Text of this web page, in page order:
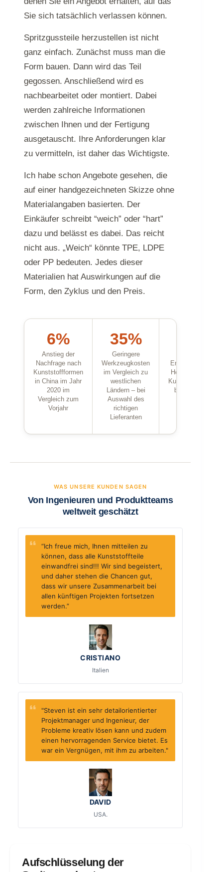
Sie sich tatsächlich verlassen können.
Spritzgussteile herzustellen ist nicht
ganz einfach. Zunächst muss man die
Form bauen. Dann wird das Teil
gegossen. Anschließend wird es
nachbearbeitet oder montiert. Dabei
werden zahlreiche Informationen
zwischen Ihnen und der Fertigung
ausgetauscht. Ihre Anforderungen klar
zu vermitteln, ist daher das Wichtigste.
Ich habe schon Angebote gesehen, die
auf einer handgezeichneten Skizze ohne
Materialangaben basierten. Der
Einkäufer schreibt “weich” oder “hart”
dazu und belässt es dabei. Das reicht
nicht aus. „Weich“ könnte TPE, LDPE
oder PP bedeuten. Jedes dieser
Materialien hat Auswirkungen auf die
Form, den Zyklus und den Preis.
6%
Anstieg der
Nachfrage nach
Kunststoffformen
in China im Jahr
2020 im
Vergleich zum
Vorjahr
35%
Geringere
Werkzeugkosten
im Vergleich zu
westlichen
Ländern – bei
Auswahl des
richtigen
Lieferanten
Erfahrung in der
Herstellung von
Kunststoffformen
bei Topworks
WAS UNSERE KUNDEN SAGEN
Von Ingenieuren und Produktteams
weltweit geschätzt
“Ich freue mich, Ihnen mitteilen zu
können, dass alle Kunststoffteile
einwandfrei sind!!! Wir sind begeistert,
und daher stehen die Chancen gut,
dass wir unsere Zusammenarbeit bei
allen künftigen Projekten fortsetzen
werden.”
CRISTIANO
Italien
"Steven ist ein sehr detailorientierter
Projektmanager und Ingenieur, der
Probleme kreativ lösen kann und zudem
einen hervorragenden Service bietet. Es
war ein Vergnügen, mit ihm zu arbeiten."
DAVID
USA.
Aufschlüsselung der